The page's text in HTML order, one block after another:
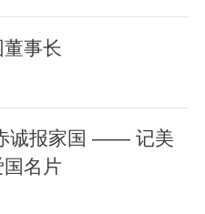
事长
诚报家国 —— 记美
名片